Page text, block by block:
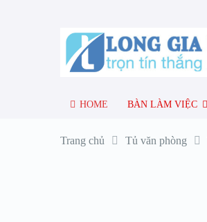
HOME BÀN LÀM VIỆC
Trang chủ Tủ văn phòng